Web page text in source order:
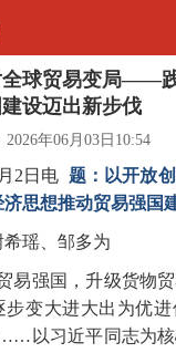
全球贸易变局——
设迈出新步伐
2026年06月03日10:54
2日电 题：以开放
思想推动贸易强国
瑶、邹多为
易强国，升级货物
步变大进大出为优
以习近平同志为